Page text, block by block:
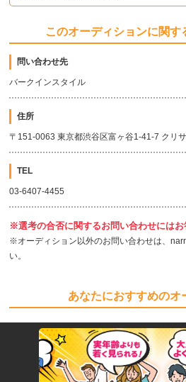
このオーディションに関す
問い合わせ先
バークインスタイル
住所
〒151-0063 東京都渋谷区富ヶ谷1-41-7 クリ
TEL
03-6407-4455
※選考の合否に関するお問い合わせにはお
※オーディション以外のお問い合わせは、
い。
あなたにおすすめのオ